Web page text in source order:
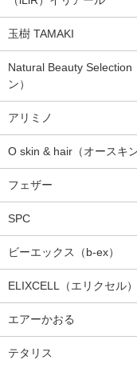
玉樹 TAMAKI
Natural Beauty Selection
ン）
アリミノ
O skin & hair（オースキ
フェザー
SPC
ビーエックス（b-ex）
ELIXCELL（エリクセル）
エアーかおる
テタリス